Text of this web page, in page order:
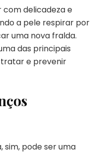
com delicadeza e
a pele respirar por
uma nova fralda.
das principais
e prevenir
sim, pode ser uma